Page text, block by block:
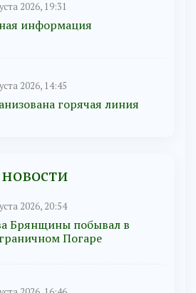
2026, 19:31
информация
2026, 14:45
горячая линия
2026, 20:54
Брянщины побывал в
Погаре